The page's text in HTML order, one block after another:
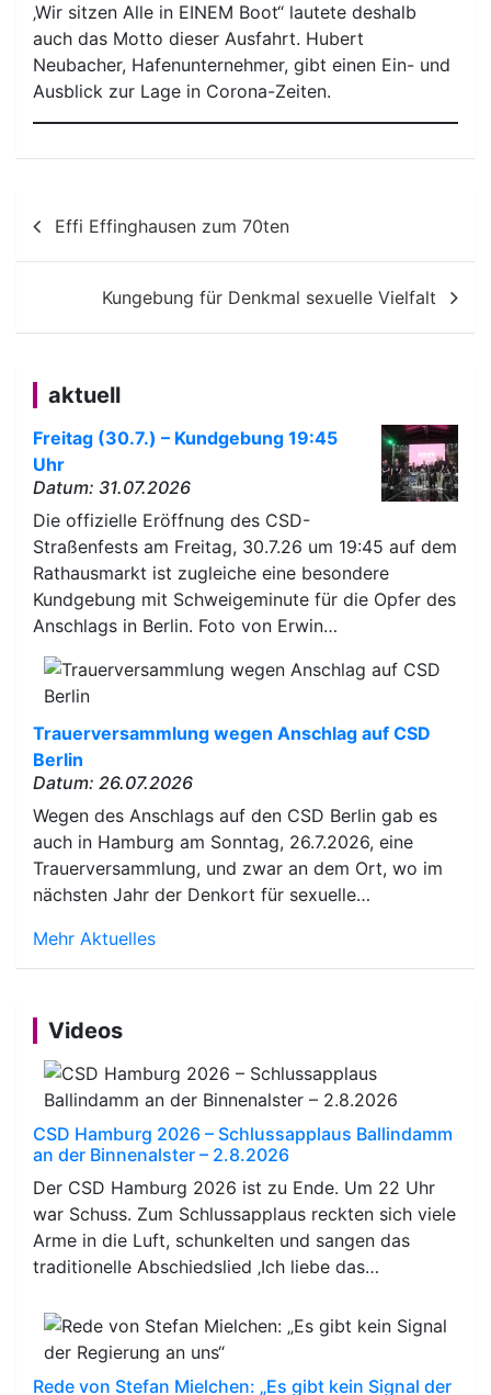
‚Wir sitzen Alle in EINEM Boot“ lautete deshalb
auch das Motto dieser Ausfahrt. Hubert
Neubacher, Hafenunternehmer, gibt einen Ein- und
Ausblick zur Lage in Corona-Zeiten.
Beitragsnavigation
Effi Effinghausen zum 70ten
Kungebung für Denkmal sexuelle Vielfalt
aktuell
Freitag (30.7.) – Kundgebung 19:45
Uhr
Datum: 31.07.2026
Die offizielle Eröffnung des CSD-
Straßenfests am Freitag, 30.7.26 um 19:45 auf dem
Rathausmarkt ist zugleiche eine besondere
Kundgebung mit Schweigeminute für die Opfer des
Anschlags in Berlin. Foto von Erwin…
Trauerversammlung wegen Anschlag auf CSD
Berlin
Datum: 26.07.2026
Wegen des Anschlags auf den CSD Berlin gab es
auch in Hamburg am Sonntag, 26.7.2026, eine
Trauerversammlung, und zwar an dem Ort, wo im
nächsten Jahr der Denkort für sexuelle…
Mehr Aktuelles
Videos
CSD Hamburg 2026 – Schlussapplaus Ballindamm
an der Binnenalster – 2.8.2026
Der CSD Hamburg 2026 ist zu Ende. Um 22 Uhr
war Schuss. Zum Schlussapplaus reckten sich viele
Arme in die Luft, schunkelten und sangen das
traditionelle Abschiedslied ‚Ich liebe das…
Rede von Stefan Mielchen: „Es gibt kein Signal der